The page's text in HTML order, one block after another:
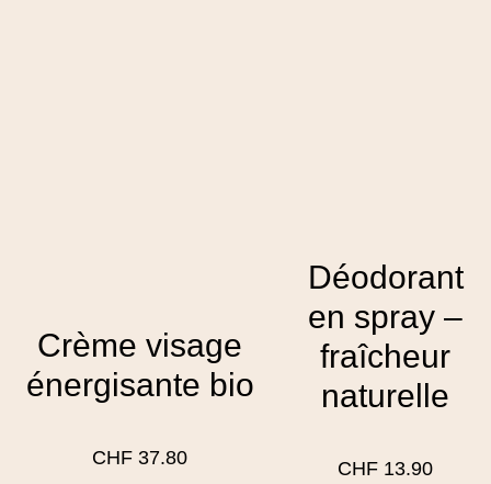
Crème visage
énergisante bio
CHF 37.80
Déodorant
en spray –
fraîcheur
naturelle
CHF 13.90